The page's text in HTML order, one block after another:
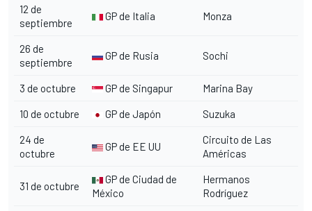
12 de
septiembre
GP de Italia Monza
26 de
septiembre
GP de Rusia Sochi
3 de octubre GP de Singapur Marina Bay
10 de octubre GP de Japón Suzuka
24 de
octubre
GP de EE UU
Circuito de Las
Américas
31 de octubre
GP de Ciudad de
México
Hermanos
Rodríguez